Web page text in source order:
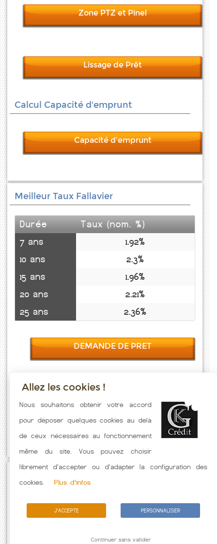
Zone PTZ et Pinel
Lissage de Prêt
Calcul Capacité d'emprunt
Capacité d'emprunt
Meilleur Taux Fallavier
Durée
Taux (nom. %)
7 ans
1.92%
10 ans
2.3%
15 ans
1.96%
20 ans
2.21%
25 ans
2.36%
DEMANDE DE PRET
Taux emprunt actualisés (Fallavier) toutes les semaines. Taux
Immobilier pratiqués par nos partenaires bancaires. Meilleur Taux
hors assurance. Taux crédit immobilier indicatif fonction des
caractéristiques de l'emprunteur.
Allez les cookies !
Nous souhaitons obtenir votre accord
pour déposer quelques cookies au delà
de ceux nécessaires au fonctionnement
même du site. Vous pouvez choisir
librement d'accepter ou d'adapter la configuration des
cookies.
Plus d'infos
J'ACCEPTE PERSONNALISER
Continuer sans valider